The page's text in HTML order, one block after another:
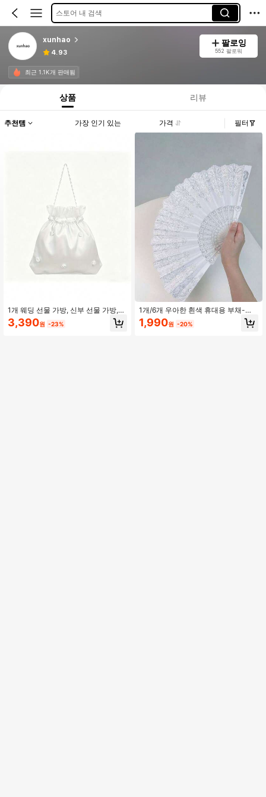
스토어 내 검색
xunhao
4.93
팔로잉
552 팔로워
최근 1.1K개 판매됨
상품 리뷰
추천템 가장 인기 있는 가격 필터
1개 웨딩 선물 가방, 신부 선물 가방,
신부 파티 클러치, 여성 핸드백, 생일
선물 증정 행사.
3,390원 -23%
1개/6개 우아한 흰색 휴대용 부채-레
트로 접이식 부채 디자인, 결혼식, 생
일, 춤, 테마 파티, 교회 신부 및 가정
1,990원 -20%